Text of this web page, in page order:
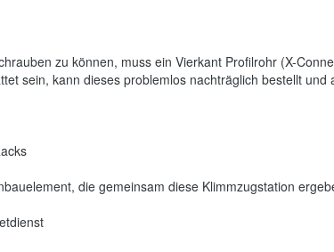
zu können, muss ein Vierkant Profilrohr (X-
sein, kann dieses problemlos nachträglich bestellt und
die gemeinsam diese Klimmzugstation